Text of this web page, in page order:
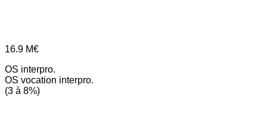
16.9 M€
OS interpro.
OS vocation interpro.
(3 à 8%)